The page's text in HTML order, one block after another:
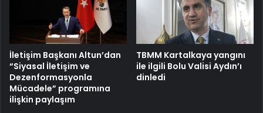
İletişim Başkanı Altun’dan
“Siyasal İletişim ve
Dezenformasyonla
Mücadele” programına
ilişkin paylaşım
TBMM Kartalkaya yangını
ile ilgili Bolu Valisi Aydın’ı
dinledi